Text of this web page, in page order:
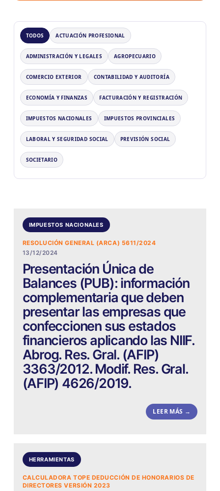
TODOS ACTUACIÓN PROFESIONAL
ADMINISTRACIÓN Y LEGALES AGROPECUARIO
COMERCIO EXTERIOR CONTABILIDAD Y AUDITORÍA
ECONOMÍA Y FINANZAS FACTURACIÓN Y REGISTRACIÓN
IMPUESTOS NACIONALES IMPUESTOS PROVINCIALES
LABORAL Y SEGURIDAD SOCIAL PREVISIÓN SOCIAL
SOCIETARIO
IMPUESTOS NACIONALES
RESOLUCIÓN GENERAL (ARCA) 5611/2024
13/12/2024
Presentación Única de
Balances (PUB): información
complementaria que deben
presentar las empresas que
confeccionen sus estados
financieros aplicando las NIIF.
Abrog. Res. Gral. (AFIP)
3363/2012. Modif. Res. Gral.
(AFIP) 4626/2019.
LEER MÁS →
HERRAMIENTAS
CALCULADORA TOPE DEDUCCIÓN DE HONORARIOS DE
DIRECTORES VERSIÓN 2023